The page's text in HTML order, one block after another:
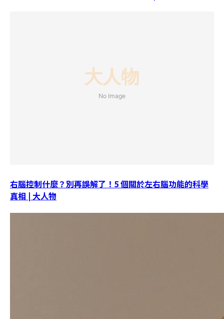
右腦控制什麼？別再誤解了！5 個關於左右腦功能的科學
真相 | 大人物